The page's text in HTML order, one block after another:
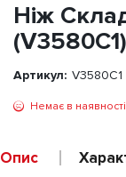
Ніж
(V3580C1)
Артикул: V3580C1
Немає в наявності
Опис